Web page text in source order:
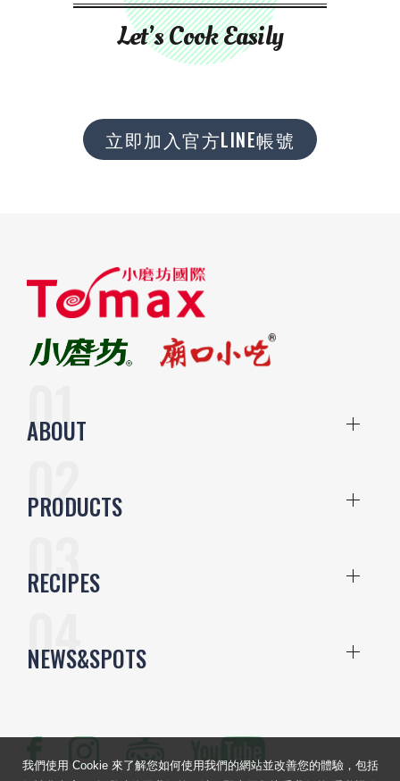
Let’s Cook Easily
立即加入官方LINE帳號
ABOUT
PRODUCTS
RECIPES
NEWS&SPOTS
我們使用 Cookie 來了解您如何使用我們的網站並改善您的體驗，包括